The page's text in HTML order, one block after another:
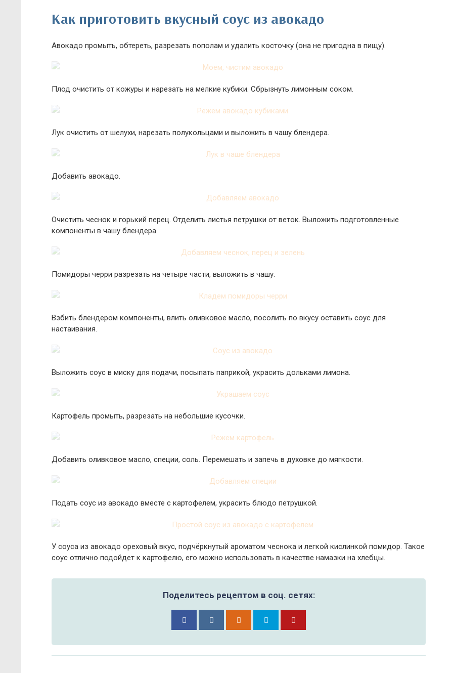
Как приготовить вкусный соус из авокадо
Авокадо промыть, обтереть, разрезать пополам и удалить косточку (она не пригодна в пищу).
Плод очистить от кожуры и нарезать на мелкие кубики. Сбрызнуть лимонным соком.
Лук очистить от шелухи, нарезать полукольцами и выложить в чашу блендера.
Добавить авокадо.
Очистить чеснок и горький перец. Отделить листья петрушки от веток. Выложить подготовленные
компоненты в чашу блендера.
Помидоры черри разрезать на четыре части, выложить в чашу.
Взбить блендером компоненты, влить оливковое масло, посолить по вкусу оставить соус для
настаивания.
Выложить соус в миску для подачи, посыпать паприкой, украсить дольками лимона.
Картофель промыть, разрезать на небольшие кусочки.
Добавить оливковое масло, специи, соль. Перемешать и запечь в духовке до мягкости.
Подать соус из авокадо вместе с картофелем, украсить блюдо петрушкой.
У соуса из авокадо ореховый вкус, подчёркнутый ароматом чеснока и легкой кислинкой помидор. Такое
соус отлично подойдет к картофелю, его можно использовать в качестве намазки на хлебцы.
Поделитесь рецептом в соц. сетях: